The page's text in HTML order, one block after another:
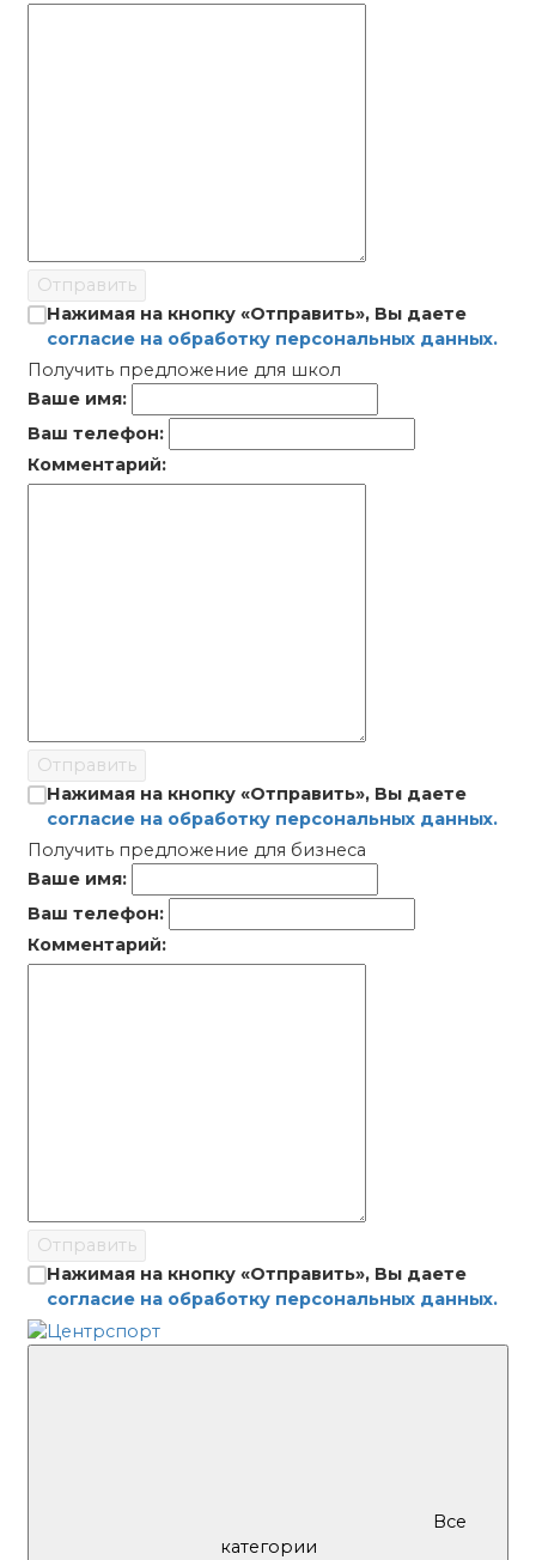
Отправить
Нажимая на кнопку «Отправить», Вы даете
согласие на обработку персональных данных.
Получить предложение для школ
Ваше имя:
Ваш телефон:
Комментарий:
Отправить
Нажимая на кнопку «Отправить», Вы даете
согласие на обработку персональных данных.
Получить предложение для бизнеса
Ваше имя:
Ваш телефон:
Комментарий:
Отправить
Нажимая на кнопку «Отправить», Вы даете
согласие на обработку персональных данных.
Все
категории